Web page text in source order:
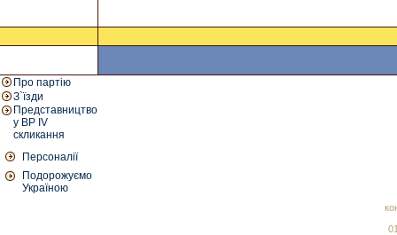
Про партію
З`їзди
Представництво
у ВР IV
скликання
Персоналії
Подорожуємо
Україною